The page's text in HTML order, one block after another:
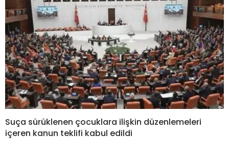
Suça sürüklenen çocuklara ilişkin düzenlemeleri
içeren kanun teklifi kabul edildi